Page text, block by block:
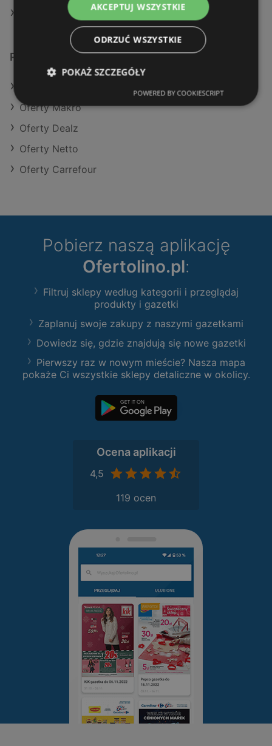
Sklepy Lidl w Międzyzdroje
Podobne sklepy detaliczne
Oferty Makro
Oferty Dealz
Oferty Netto
Oferty Carrefour
Pobierz naszą aplikację
Ofertolino.pl:
Filtruj sklepy według kategorii i przeglądaj
produkty i gazetki
Zaplanuj swoje zakupy z naszymi gazetkami
Dowiedz się, gdzie znajdują się nowe gazetki
Pierwszy raz w nowym mieście? Nasza mapa
pokaże Ci wszystkie sklepy detaliczne w okolicy.
Ocena aplikacji
4,5
119 ocen
AKCEPTUJ WSZYSTKIE
ODRZUĆ WSZYSTKIE
POKAŻ SZCZEGÓŁY
POWERED BY COOKIESCRIPT